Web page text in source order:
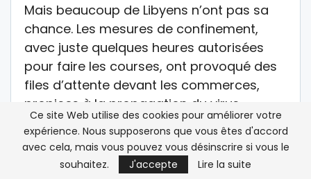
Mais beaucoup de Libyens n’ont pas sa
chance. Les mesures de confinement,
avec juste quelques heures autorisées
pour faire les courses, ont provoqué des
files d’attente devant les commerces,
propices à la propagation du virus.
A Janzour, dans la banlieue-est de la
capitale, plus d’une centaine de
personnes, dont des enfants, attendent
Ce site Web utilise des cookies pour améliorer votre
expérience. Nous supposerons que vous êtes d'accord
avec cela, mais vous pouvez vous désinscrire si vous le
souhaitez.
J'accepte Lire la suite